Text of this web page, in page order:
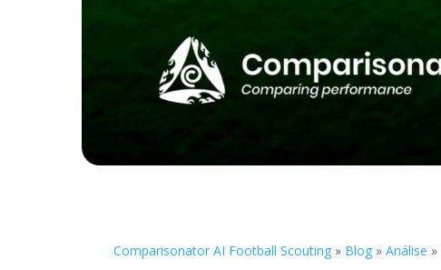
Comparisonator AI Football Scouting » Blog » Análise »